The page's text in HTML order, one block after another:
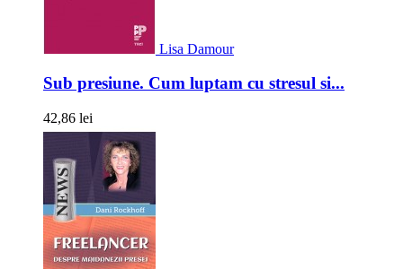
Lisa Damour
Sub presiune. Cum luptam cu stresul si...
42,86 lei